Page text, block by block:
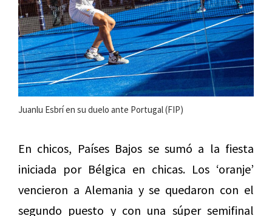
Juanlu Esbrí en su duelo ante Portugal (FIP)
En chicos, Países Bajos se sumó a la fiesta
iniciada por Bélgica en chicas. Los ‘oranje’
vencieron a Alemania y se quedaron con el
segundo puesto y con una súper semifinal